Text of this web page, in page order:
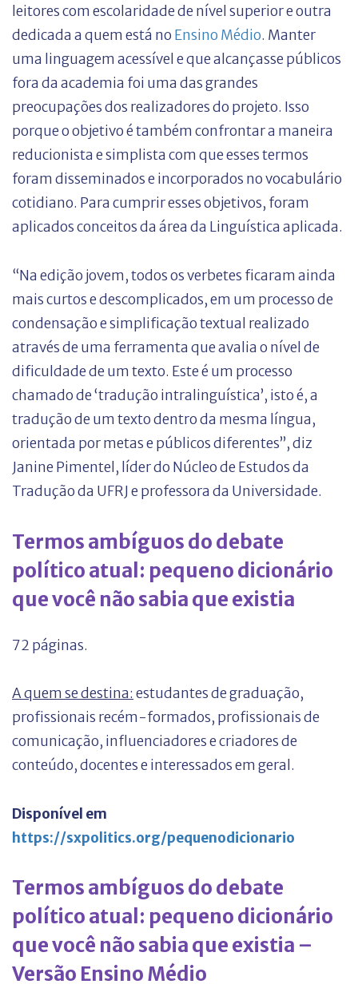
leitores com escolaridade de nível superior e outra
dedicada a quem está no Ensino Médio. Manter
uma linguagem acessível e que alcançasse públicos
fora da academia foi uma das grandes
preocupações dos realizadores do projeto. Isso
porque o objetivo é também confrontar a maneira
reducionista e simplista com que esses termos
foram disseminados e incorporados no vocabulário
cotidiano. Para cumprir esses objetivos, foram
aplicados conceitos da área da Linguística aplicada.
“Na edição jovem, todos os verbetes ficaram ainda
mais curtos e descomplicados, em um processo de
condensação e simplificação textual realizado
através de uma ferramenta que avalia o nível de
dificuldade de um texto. Este é um processo
chamado de ‘tradução intralinguística’, isto é, a
tradução de um texto dentro da mesma língua,
orientada por metas e públicos diferentes”, diz
Janine Pimentel, líder do Núcleo de Estudos da
Tradução da UFRJ e professora da Universidade.
Termos ambíguos do debate
político atual: pequeno dicionário
que você não sabia que existia
72 páginas.
A quem se destina: estudantes de graduação,
profissionais recém-formados, profissionais de
comunicação, influenciadores e criadores de
conteúdo, docentes e interessados em geral.
Disponível em
https://sxpolitics.org/pequenodicionario
Termos ambíguos do debate
político atual: pequeno dicionário
que você não sabia que existia –
Versão Ensino Médio